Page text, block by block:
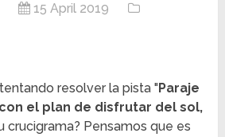
15 April 2019
resolver la pista "Paraje
el plan de disfrutar del sol,
crucigrama? Pensamos que es